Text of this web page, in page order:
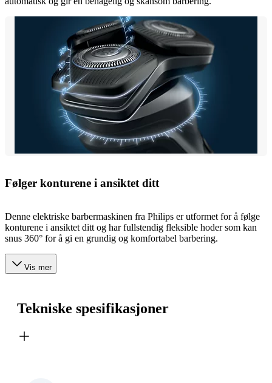
Følger konturene i ansiktet ditt
Denne elektriske barbermaskinen fra Philips er utformet for å følge
konturene i ansiktet ditt og har fullstendig fleksible hoder som kan
snus 360° for å gi en grundig og komfortabel barbering.
Vis mer
Tekniske spesifikasjoner